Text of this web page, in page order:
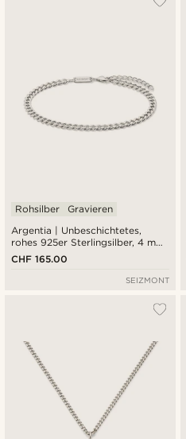
Argentia | Unbeschichtetes,
rohes 925er Sterlingsilber, 4 mm,
Panzerkette, Armband
Rohsilber Gravieren
CHF 165.00
SEIZMONT